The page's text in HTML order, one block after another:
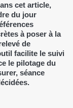
cet article,
du jour
à poser à la
de
facilite le suivi
le pilotage du
séance